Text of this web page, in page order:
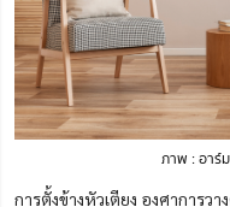
ภาพ : อาร์
การตั้งข้างหัวเตียง องศาการว